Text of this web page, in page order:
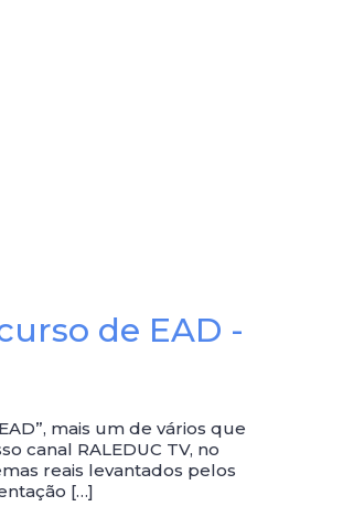
de EAD -
mais um de vários que
canal RALEDUC TV, no
reais levantados pelos
[…]